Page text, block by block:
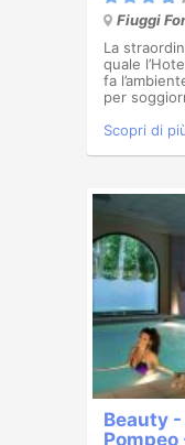
Fiuggi
La
quale
fa
per
Scopri di
Beauty
Pompeo